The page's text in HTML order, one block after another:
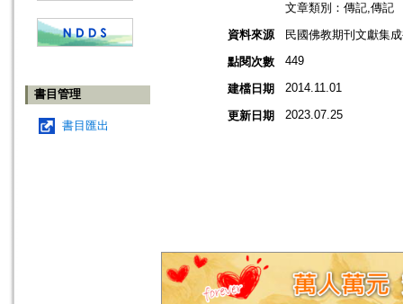
書目管理
書目匯出
文章類別：傳記,傳記
資料來源
民國佛教期刊文獻集
點閱次數
449
建檔日期 2014.11.01
更新日期 2023.07.25